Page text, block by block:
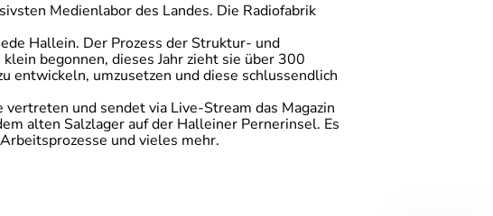
Medienlabor des Landes. Die Radiofabrik
Hallein. Der Prozess der Struktur- und
begonnen, dieses Jahr zieht sie über 300
entwickeln, umzusetzen und diese schlussendlich
und sendet via Live-Stream das Magazin
alten Salzlager auf der Halleiner Pernerinsel. Es
und vieles mehr.